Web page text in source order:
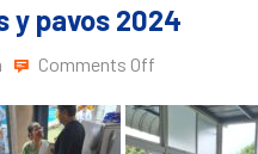
y pavos 2024
Comments Off